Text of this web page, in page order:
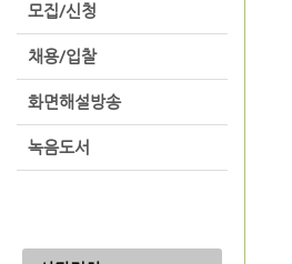
모집/신청
채용/입찰
화면해설방송
녹음도서